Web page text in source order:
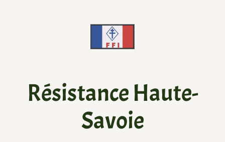
Résistance Haute-
Savoie